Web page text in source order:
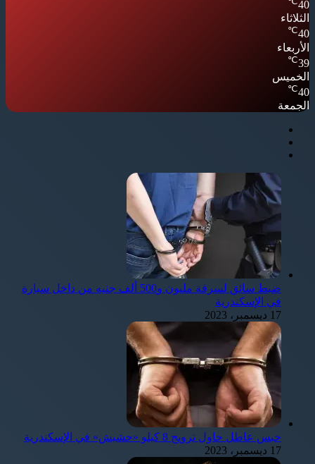
40
الثلاثاء
40
℃
الأربعاء
39
℃
الخميس
40
℃
الجمعة
ضبط سائق لسرقة مليون و500 ألف جنيه من داخل سيارة
في الإسكندرية
17 ديسمبر، 2023
حبس عاطل حاول ترويج 8 كيلو «حشيش» في الإسكندرية
17 ديسمبر، 2023